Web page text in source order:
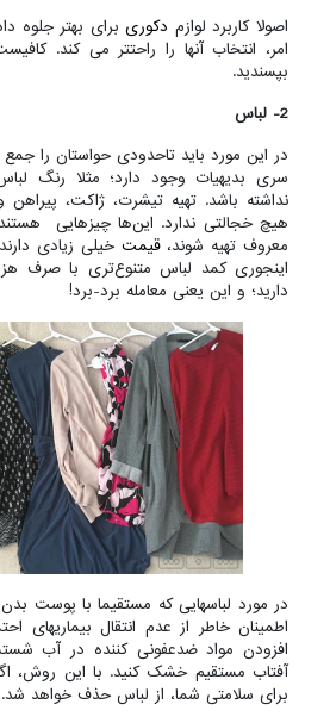
اصولا کاربرد لوازم دکوریبرای بهتر جلوه
امر، انتخاب آنها را راحتتر می کند.
بپسندید.
2- لباس
در این مورد باید تاحدودی حواستان را
سری بدیهیات وجود دارد؛ مثلا رنگ
نداشته باشد. تهیه تیشرت، ژاکت،
هیچ خجالتی ندارد. این‌ها چیزهایی
معروف تهیه شوند،قیمت خیلی زیادی
اینجوری کمد لباس متنوع‌تری با صرف
دارید؛ و این یعنی معامله برد-برد!
در مورد لباسهایی که مستقیما با پوست
اطمینان خاطر از عدم انتقال بیماریهای
افزودن مواد ضدعفونی کننده در آب
آفتاب مستقیم خشک کنید. با این روش،
برای سلامتی شما، از لباس حذف خواهد شد.